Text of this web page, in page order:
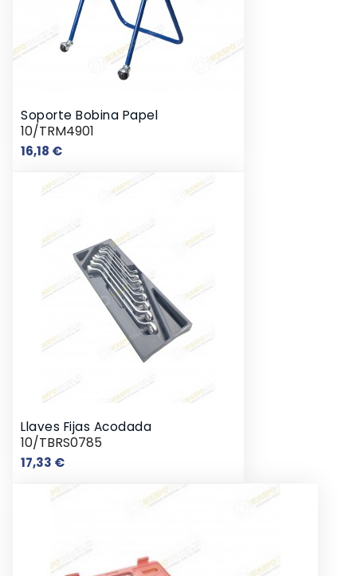
Soporte Bobina Papel
10/TRM4901
16,18 €Precio
Llaves Fijas Acodada
10/TBRS0785
17,33 €Precio